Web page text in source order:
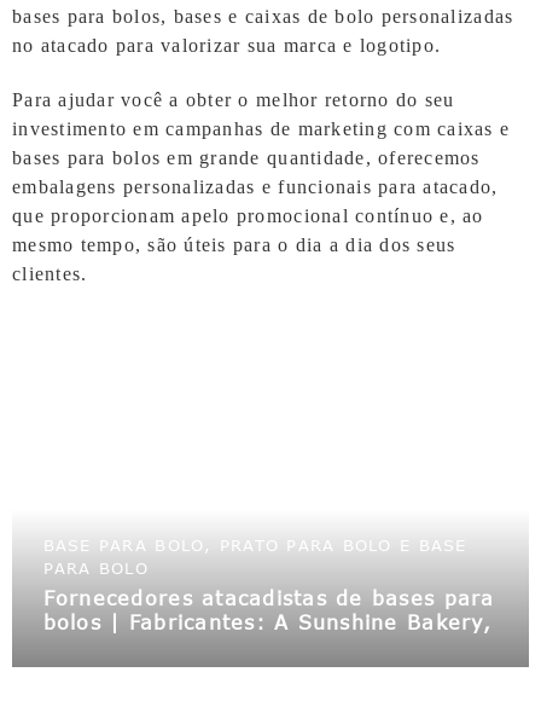
bases para bolos, bases e caixas de bolo personalizadas
no atacado para valorizar sua marca e logotipo.
Para ajudar você a obter o melhor retorno do seu
investimento em campanhas de marketing com caixas e
bases para bolos em grande quantidade, oferecemos
embalagens personalizadas e funcionais para atacado,
que proporcionam apelo promocional contínuo e, ao
mesmo tempo, são úteis para o dia a dia dos seus
clientes.
BASE PARA BOLO, PRATO PARA BOLO E BASE
PARA BOLO
Fornecedores atacadistas de bases para
bolos | Fabricantes: A Sunshine Bakery,
embalagens para confeitaria, oferece